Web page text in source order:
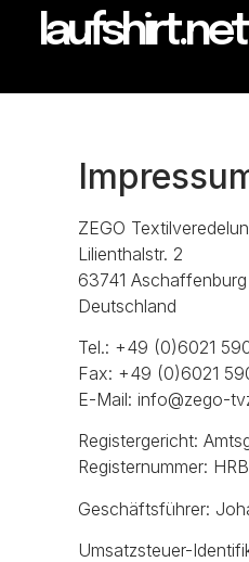
laufshirt.net
ZEGO
Lilienthalstr. 2
63741 Aschaffenburg
Deutschland
Tel.: +49 (0)6021
Fax: +49 (0)6021
E-Mail: info@zego-
Registergericht:
Registernummer:
Geschäftsführer:
Umsatzsteuer-